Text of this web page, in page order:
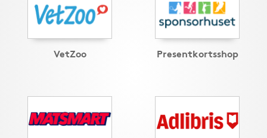
VetZoo Presentkortsshop